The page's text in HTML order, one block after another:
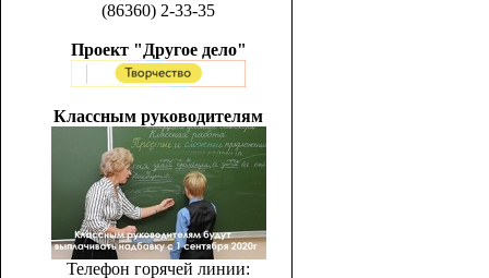
(86360) 2-33-35
Проект "Другое дело"
Классным руководителям
Телефон горячей линии: